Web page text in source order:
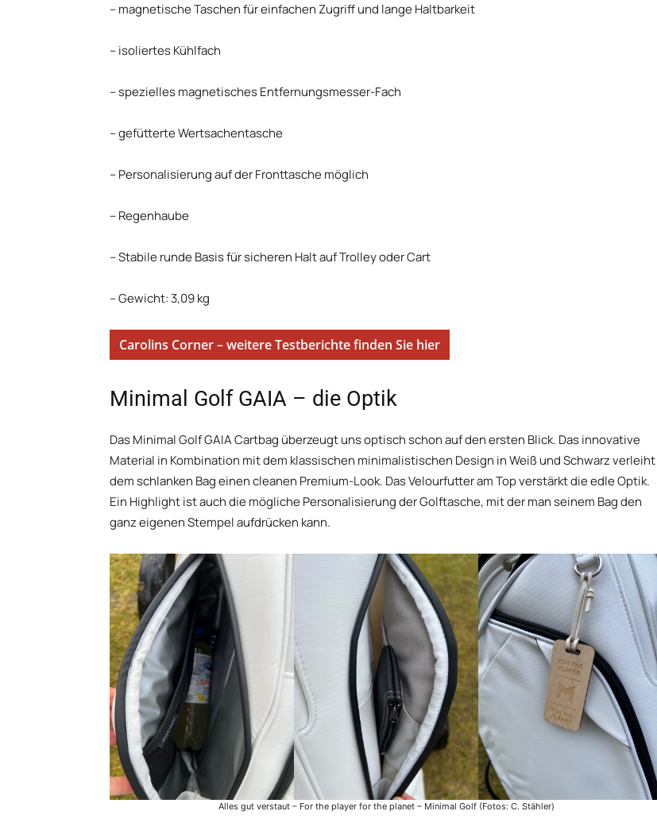
– magnetische Taschen für einfachen Zugriff und lange Haltbarkeit
– isoliertes Kühlfach
– spezielles magnetisches Entfernungsmesser-Fach
– gefütterte Wertsachentasche
– Personalisierung auf der Fronttasche möglich
– Regenhaube
– Stabile runde Basis für sicheren Halt auf Trolley oder Cart
– Gewicht: 3,09 kg
Carolins Corner – weitere Testberichte finden Sie hier
Minimal Golf GAIA – die Optik
Das Minimal Golf GAIA Cartbag überzeugt uns optisch schon auf den ersten Blick. Das innovative
Material in Kombination mit dem klassischen minimalistischen Design in Weiß und Schwarz verleiht
dem schlanken Bag einen cleanen Premium-Look. Das Velourfutter am Top verstärkt die edle Optik.
Ein Highlight ist auch die mögliche Personalisierung der Golftasche, mit der man seinem Bag den
ganz eigenen Stempel aufdrücken kann.
Alles gut verstaut – For the player for the planet – Minimal Golf (Fotos: C. Stähler)